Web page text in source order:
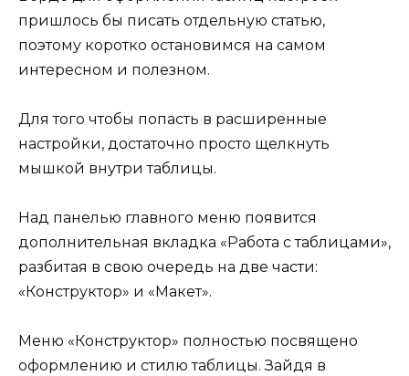
пришлось бы писать отдельную статью,
поэтому коротко остановимся на самом
интересном и полезном.
Для того чтобы попасть в расширенные
настройки, достаточно просто щелкнуть
мышкой внутри таблицы.
Над панелью главного меню появится
дополнительная вкладка «Работа с таблицами»,
разбитая в свою очередь на две части:
«Конструктор» и «Макет».
Меню «Конструктор» полностью посвящено
оформлению и стилю таблицы. Зайдя в